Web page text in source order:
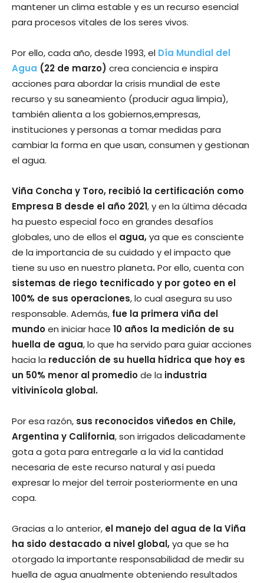
mantener un clima estable y es un recurso esencial
para procesos vitales de los seres vivos.
Por ello, cada año, desde 1993, el Día Mundial del
Agua (22 de marzo) crea conciencia e inspira
acciones para abordar la crisis mundial de este
recurso y su saneamiento (producir agua limpia),
también alienta a los gobiernos,empresas,
instituciones y personas a tomar medidas para
cambiar la forma en que usan, consumen y gestionan
el agua.
Viña Concha y Toro, recibió la certificación como
Empresa B desde el año 2021, y en la última década
ha puesto especial foco en grandes desafíos
globales, uno de ellos el agua,ya que es consciente
de la importancia de su cuidado y el impacto que
tiene su uso en nuestro planeta.Por ello, cuenta con
sistemas de riego tecnificado y por goteo en el
100% de sus operaciones, lo cual asegura su uso
responsable. Además, fue la primera viña del
mundoen iniciar hace 10 años la medición de su
huella de agua, lo que ha servido para guiar acciones
hacia la reducción de su huella hídrica que hoy es
un 50% menor al promediode la industria
vitivinícola global.
Por esa razón, sus reconocidos viñedos en Chile,
Argentina y California, son irrigados delicadamente
gota a gota para entregarle a la vid la cantidad
necesaria de este recurso natural y así pueda
expresar lo mejor del terroir posteriormente en una
copa.
Gracias a lo anterior, el manejo del agua de la Viña
ha sido destacado a nivel global,ya que se ha
otorgado la importante responsabilidad de medir su
huella de agua anualmente obteniendo resultados